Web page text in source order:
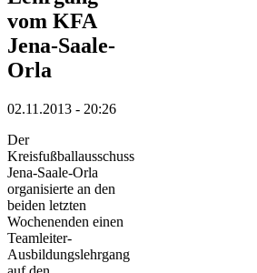
vom KFA
Jena-Saale-
Orla
02.11.2013 - 20:26
Der
Kreisfußballausschuss
Jena-Saale-Orla
organisierte an den
beiden letzten
Wochenenden einen
Teamleiter-
Ausbildungslehrgang